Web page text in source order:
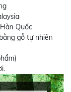
Quốc
gỗ tự nhiên